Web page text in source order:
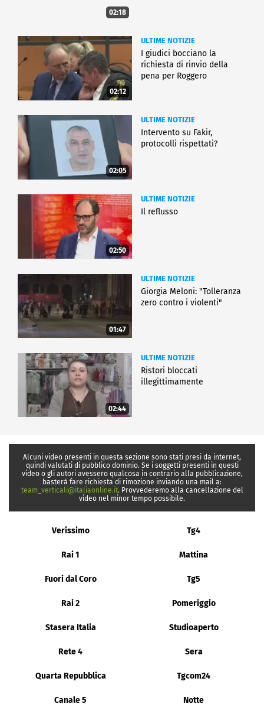
02:18
02:12
ULTIME NOTIZIE
I giudici bocciano la
richiesta di rinvio della
pena per Roggero
02:05
ULTIME NOTIZIE
Intervento su Fakir,
protocolli rispettati?
02:50
ULTIME NOTIZIE
Il reflusso
01:47
ULTIME NOTIZIE
Giorgia Meloni: "Tolleranza
zero contro i violenti"
02:44
ULTIME NOTIZIE
Ristori bloccati
illegittimamente
Alcuni video presenti in questa sezione sono stati presi da internet,
quindi valutati di pubblico dominio. Se i soggetti presenti in questi
video o gli autori avessero qualcosa in contrario alla pubblicazione,
basterà fare richiesta di rimozione inviando una mail a:
team_verticali@italiaonline.it. Provvederemo alla cancellazione del
video nel minor tempo possibile.
Verissimo Tg4
Rai 1 Mattina
Fuori dal Coro Tg5
Rai 2 Pomeriggio
Stasera Italia Studioaperto
Rete 4 Sera
Quarta Repubblica Tgcom24
Canale 5 Notte